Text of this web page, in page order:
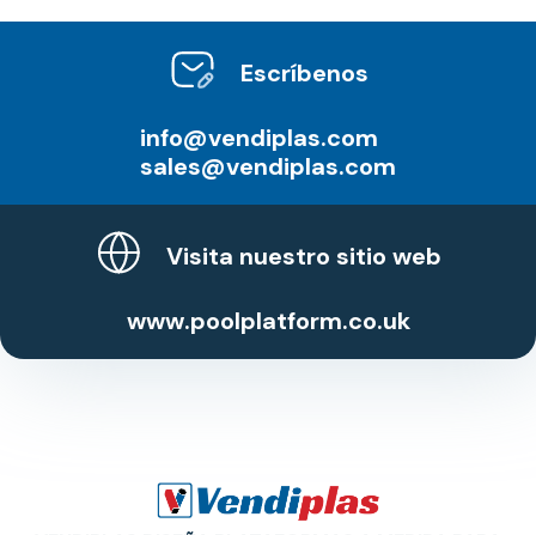
Escríbenos
info@vendiplas.com
sales@vendiplas.com
Visita nuestro sitio web
www.poolplatform.co.uk